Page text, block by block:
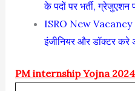
के पदों पर भर्ती, ग्रेजुएशन
ISRO New Vacancy
इंजीनियर और डॉक्टर करे
PM internship Yojna